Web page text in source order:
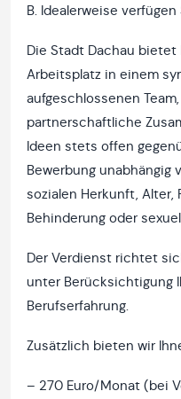
B. Idealerweise
Die Stadt Dachau
Arbeitsplatz in einem
aufgeschlossenen
partnerschaftliche
Ideen stets offen
Bewerbung unabhängig
sozialen Herkunft, Alter,
Behinderung oder
Der Verdienst richtet
unter Berücksichtigung
Berufserfahrung.
Zusätzlich bieten wir
– 270 Euro/Monat (bei